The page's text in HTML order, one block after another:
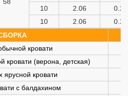
10 2.06
0.2
10 2.06
0.2
кровати
кровати (верона, детская)
ярусной кровати
с балдахином